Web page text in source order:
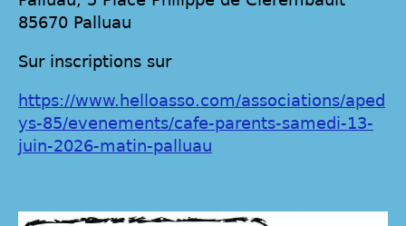
85670 Palluau
Sur inscriptions sur
https://www.helloasso.com/associations/aped
ys-85/evenements/cafe-parents-samedi-13-
juin-2026-matin-palluau